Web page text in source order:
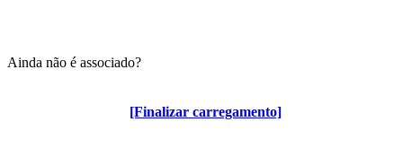
[Finalizar carregamento]
Ainda não é associado?
Algumas vantagens para associados